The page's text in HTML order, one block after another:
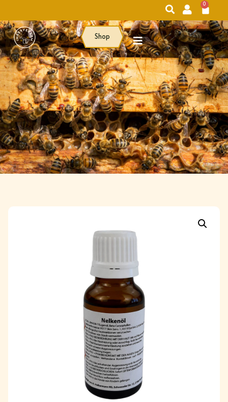
0
Shop